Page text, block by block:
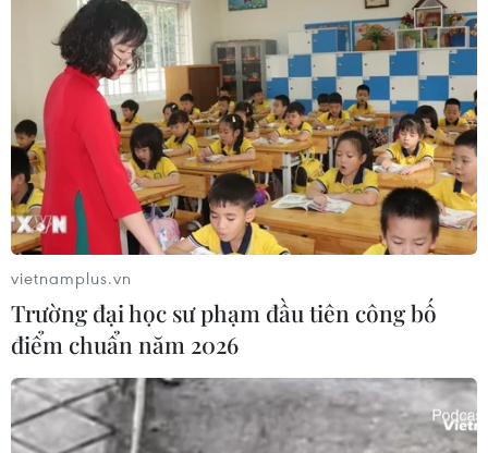
vietnamplus.vn
Trường đại học sư phạm đầu tiên công bố
điểm chuẩn năm 2026